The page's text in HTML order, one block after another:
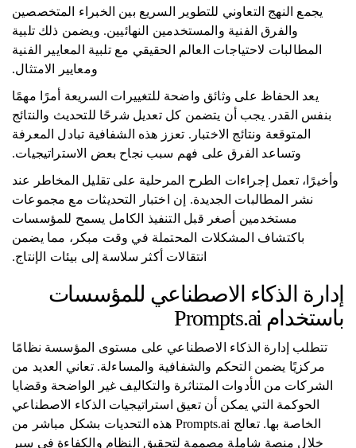
يجمع النهج التعاوني للتطوير السريع بين الخبراء المتخصصين
والفرق الفنية والمستخدمين النهائيين. ويضمن ذلك تلبية
المطالبات لاحتياجات العالم الحقيقي مع تلبية المعايير الفنية
ومعايير الامتثال.
يعد الحفاظ على وثائق واضحة للتغييرات السريعة أمرًا مهمًا
بنفس القدر. يجب أن يتضمن كل تعديل شرحًا للتحديث والنتائج
المتوقعة ونتائج الاختبار. تعزز هذه الشفافية تبادل المعرفة
وتساعد الفرق على فهم سبب نجاح بعض الاستراتيجيات.
وأخيرًا، تعمل إجراءات الطرح المرحلية على تقليل المخاطر عند
نشر المطالبات الجديدة. إن اختبار التحديثات مع مجموعات
مستخدمين أصغر قبل التنفيذ الكامل يسمح للمؤسسات
باكتشاف المشكلات المحتملة في وقت مبكر، مما يضمن
انتقالات أكثر سلاسة إلى بيئات الإنتاج.
إدارة الذكاء الاصطناعي للمؤسسات
باستخدام Prompts.ai
تتطلب إدارة الذكاء الاصطناعي على مستوى المؤسسة نظامًا
مركزيًا يضمن التحكم والشفافية والمساءلة. تعاني العديد من
الشركات من الأدوات المتناثرة والتكاليف غير الواضحة وقضايا
الحوكمة التي يمكن أن تعيق استراتيجيات الذكاء الاصطناعي
الخاصة بها. تعالج Prompts.ai هذه التحديات بشكل مباشر من
خلال منصة شاملة مصممة لتحقيق النظام والكفاءة في سير